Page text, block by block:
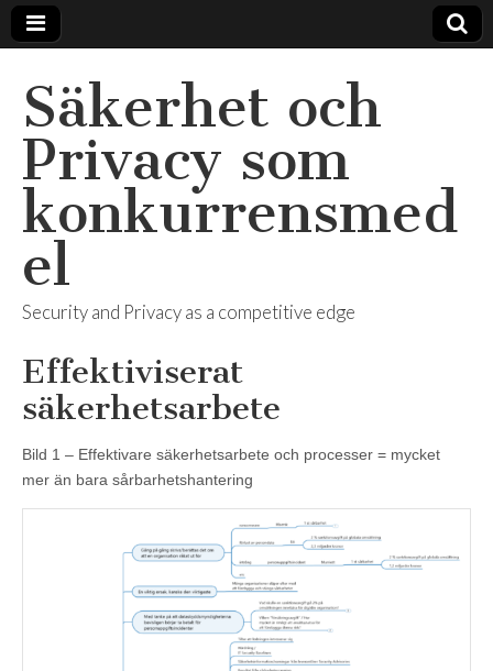
Säkerhet och
Privacy som
konkurrensmed
el
Security and Privacy as a competitive edge
Effektiviserat
säkerhetsarbete
Bild 1 – Effektivare säkerhetsarbete och processer = mycket
mer än bara sårbarhetshantering